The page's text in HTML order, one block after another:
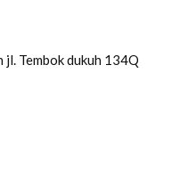
jl. Tembok dukuh 134Q